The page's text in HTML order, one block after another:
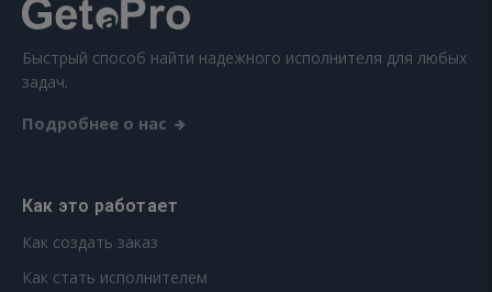
Быстрый способ найти надежного исполнителя для любых
задач.
Подробнее о нас
Как это работает
Как создать заказ
Как стать исполнителем